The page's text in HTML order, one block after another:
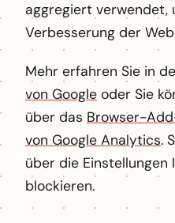
aggregiert verwendet,
Verbesserung der
Mehr erfahren Sie in
von Google oder Sie
über das Browser-
von Google Analytics.
über die Einstellungen
blockieren.